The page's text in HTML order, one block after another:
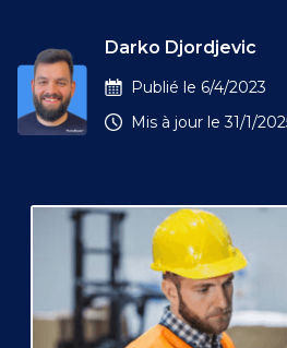
Darko Djordjevic
Publié le 6/4/2023
Mis à jour le 31/1/